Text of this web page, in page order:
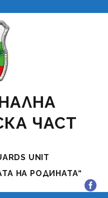
ЧАСТ
UNIT
НА РОДИНАТА“